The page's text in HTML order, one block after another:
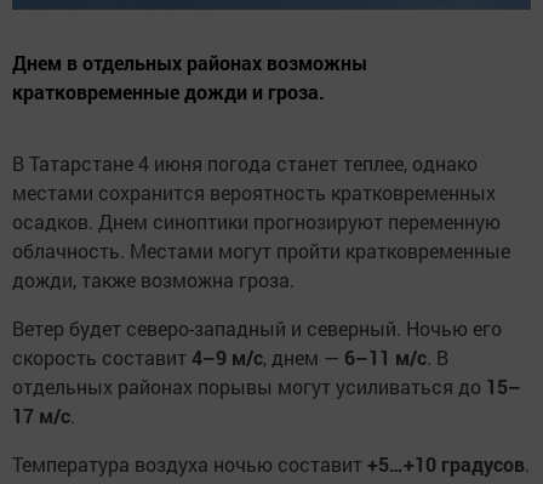
Днем в отдельных районах возможны
кратковременные дожди и гроза.
В Татарстане 4 июня погода станет теплее, однако
местами сохранится вероятность кратковременных
осадков. Днем синоптики прогнозируют переменную
облачность. Местами могут пройти кратковременные
дожди, также возможна гроза.
Ветер будет северо-западный и северный. Ночью его
скорость составит4–9 м/с, днем — 6–11 м/с. В
отдельных районах порывы могут усиливаться до 15–
17 м/с.
Температура воздуха ночью составит+5…+10 градусов.